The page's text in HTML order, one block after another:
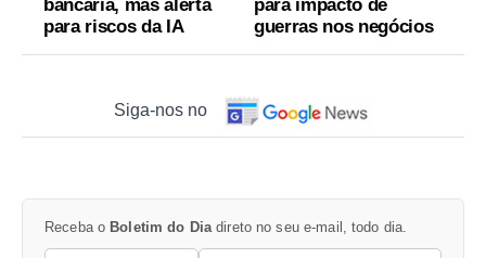
bancária, mas alerta
para riscos da IA
para impacto de
guerras nos negócios
Siga-nos no
Receba o Boletim do Diadireto no seu e-mail, todo dia.